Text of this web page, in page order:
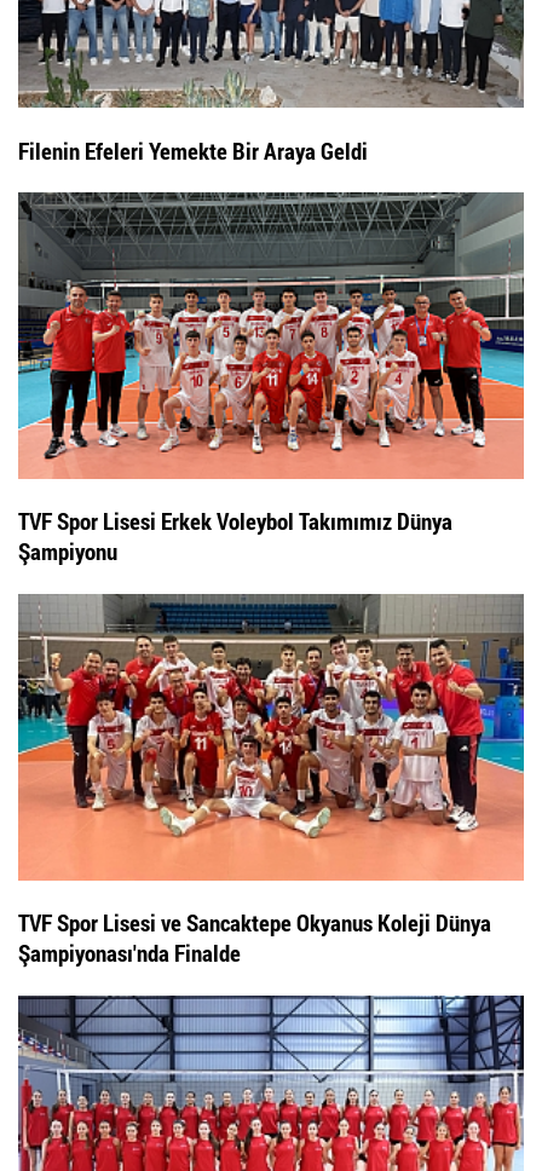
Filenin Efeleri Yemekte Bir Araya Geldi
TVF Spor Lisesi Erkek Voleybol Takımımız Dünya
Şampiyonu
TVF Spor Lisesi ve Sancaktepe Okyanus Koleji Dünya
Şampiyonası'nda Finalde